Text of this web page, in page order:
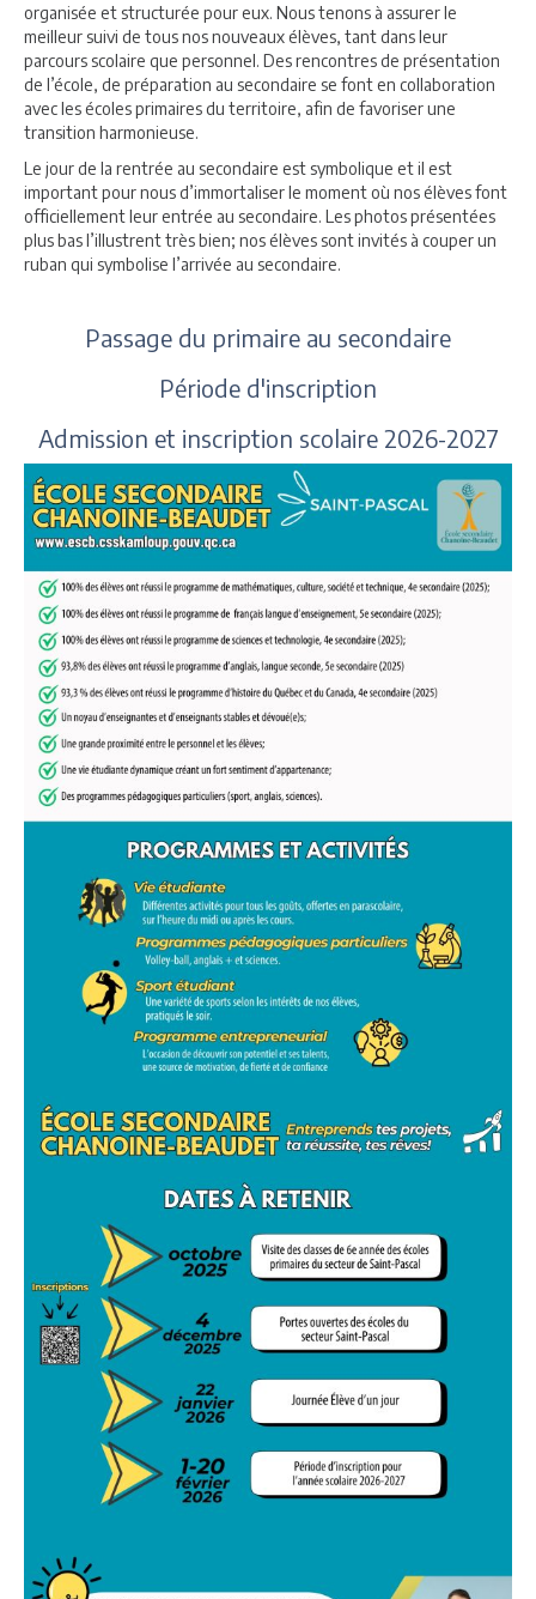
organisée et structurée pour eux. Nous tenons à assurer le
meilleur suivi de tous nos nouveaux élèves, tant dans leur
parcours scolaire que personnel. Des rencontres de présentation
de l’école, de préparation au secondaire se font en collaboration
avec les écoles primaires du territoire, afin de favoriser une
transition harmonieuse.
Le jour de la rentrée au secondaire est symbolique et il est
important pour nous d’immortaliser le moment où nos élèves font
officiellement leur entrée au secondaire. Les photos présentées
plus bas l’illustrent très bien; nos élèves sont invités à couper un
ruban qui symbolise l’arrivée au secondaire.
Passage du primaire au secondaire
Période d'inscription
Admission et inscription scolaire 2026-2027